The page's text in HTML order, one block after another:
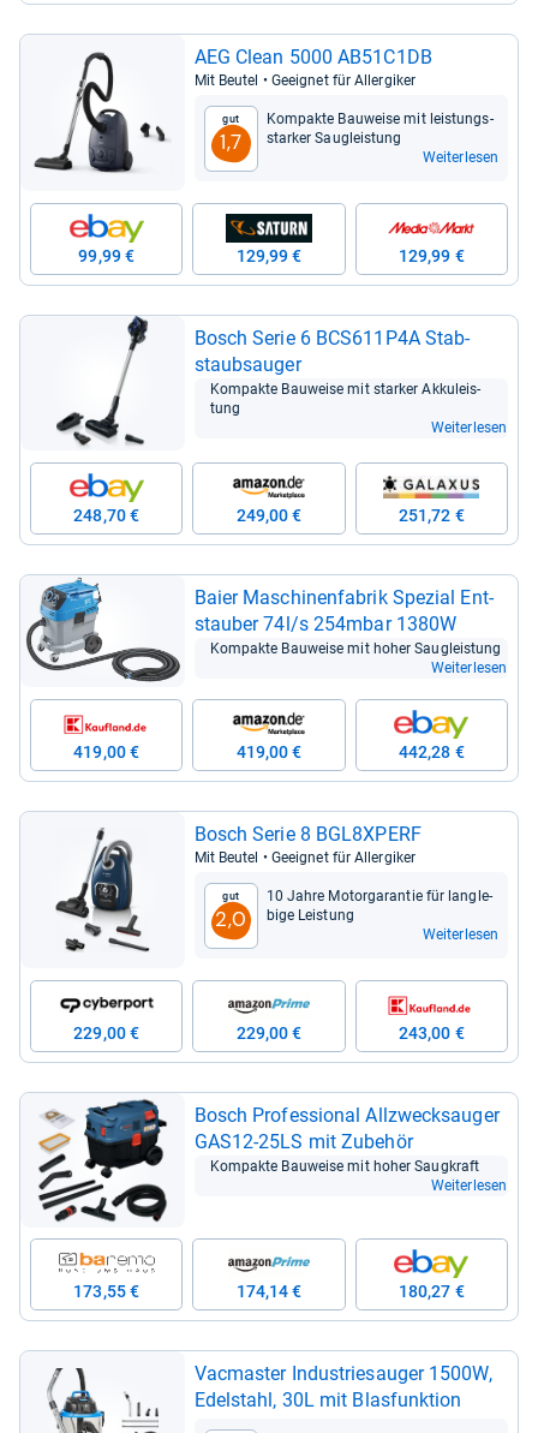
AEG Clean 5000 AB51C1DB
Mit Beu­tel • Geeig­net für All­er­gi­ker
Gut
1,7
Kom­pakte Bau­weise mit leis­tungs­
star­ker Sau­g­leis­tung
Weiterlesen
99,99 € 129,99 € 129,99 €
Bosch Serie 6 BCS611P4A Stab­
staub­sau­ger
Kom­pakte Bau­weise mit star­ker Akku­leis­
tung
Weiterlesen
248,70 € 249,00 € 251,72 €
Baier Maschi­nen­fa­brik Spe­zial Ent­
stau­ber 74l/s 254mbar 1380W
Kom­pakte Bau­weise mit hoher Sau­g­leis­tung
Weiterlesen
419,00 € 419,00 € 442,28 €
Bosch Serie 8 BGL8XPERF
Mit Beu­tel • Geeig­net für All­er­gi­ker
Gut
2,0
10 Jahre Mot­or­ga­ran­tie für lang­le­
bige Leis­tung
Weiterlesen
229,00 € 229,00 € 243,00 €
Bosch Pro­fes­sio­nal All­zweck­sau­ger
GAS12-​25LS mit Zube­hör
Kom­pakte Bau­weise mit hoher Saug­kraft
Weiterlesen
173,55 € 174,14 € 180,27 €
Vac­mas­ter Indus­trie­sau­ger 1500W,
Edel­stahl, 30L mit Blas­funk­tion